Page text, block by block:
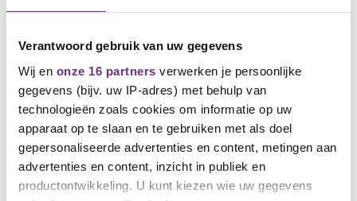
Verantwoord gebruik van uw gegevens
Wij en onze 16 partners verwerken je persoonlijke
gegevens (bijv. uw IP-adres) met behulp van
technologieën zoals cookies om informatie op uw
apparaat op te slaan en te gebruiken met als doel
gepersonaliseerde advertenties en content, metingen aan
advertenties en content, inzicht in publiek en
productontwikkeling. U kunt kiezen wie uw gegevens
staat hoe de nieuwe organisatie er uit ziet, met
welke functies, wat de functieomschrijven zijn en
hoeveel mensen er werkzaam zijn. Tijdens volgende
gesprekken verwachten wij dat jullie bestuur hier
duidelijkheid over geeft. En we gaan bespreken wat
er gebeurt met de mensen, die niet herplaats
kunnen worden.
Hoe verder ?